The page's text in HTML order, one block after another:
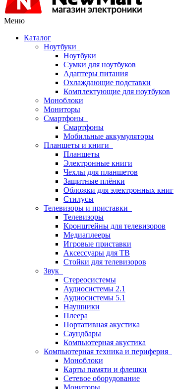
Меню
Каталог
Ноутбуки
Ноутбуки
Сумки для ноутбуков
Адаптеры питания
Охлаждающие подставки
Комплектующие для ноутбуков
Моноблоки
Мониторы
Смартфоны
Смартфоны
Мобильные аккумуляторы
Планшеты и книги
Планшеты
Электронные книги
Чехлы для планшетов
Защитные плёнки
Обложки для электронных книг
Стилусы
Телевизоры и приставки
Телевизоры
Кронштейны для телевизоров
Медиаплееры
Игровые приставки
Аксессуары для ТВ
Стойки для телевизоров
Звук
Стереосистемы
Аудиосистемы 2.1
Аудиосистемы 5.1
Наушники
Плеера
Портативная акустика
Саундбары
Компьютерная акустика
Компьютерная техника и периферия
Моноблоки
Карты памяти и флешки
Сетевое оборудование
Мониторы